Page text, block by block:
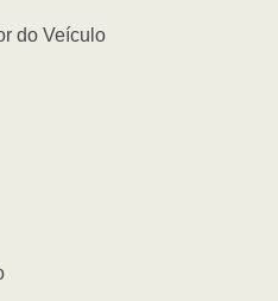
do Veículo